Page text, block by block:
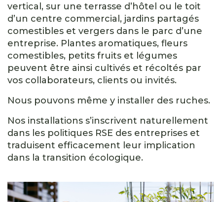
vertical, sur une terrasse d’hôtel ou le toit
d’un centre commercial, jardins partagés
comestibles et vergers dans le parc d’une
entreprise. Plantes aromatiques, fleurs
comestibles, petits fruits et légumes
peuvent être ainsi cultivés et récoltés par
vos collaborateurs, clients ou invités.
Nous pouvons même y installer des ruches.
Nos installations s’inscrivent naturellement
dans les politiques RSE des entreprises et
traduisent efficacement leur implication
dans la transition écologique.